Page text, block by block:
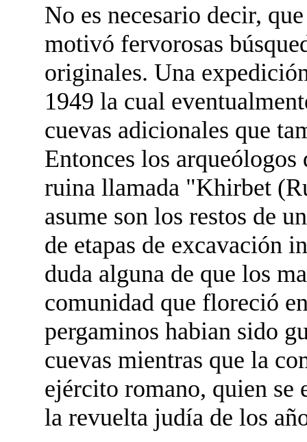
No es necesario decir,
motivó fervorosas
originales. Una
1949 la cual
cuevas adicionales que
Entonces los arqueólogos
ruina llamada "Khirbet
asume son los restos de
de etapas de excavación
duda alguna de que los
comunidad que floreció
pergaminos habian sido
cuevas mientras que la
ejército romano, quien se
la revuelta judía de los